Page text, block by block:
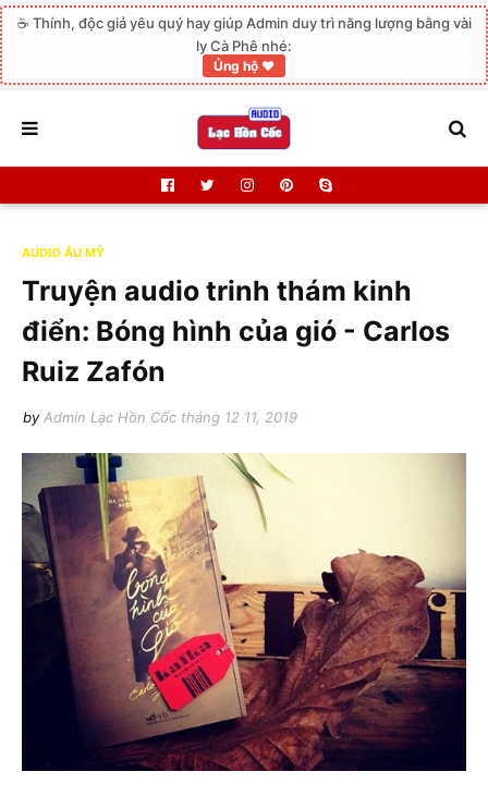
☕ Thính, độc giả yêu quý hay giúp Admin duy trì năng lượng bằng vài
ly Cà Phê nhé:
Ủng hộ ❤️
AUDIO ÂU MỸ
Truyện audio trinh thám kinh
điển: Bóng hình của gió - Carlos
Ruiz Zafón
by Admin Lạc Hồn Cốc tháng 12 11, 2019